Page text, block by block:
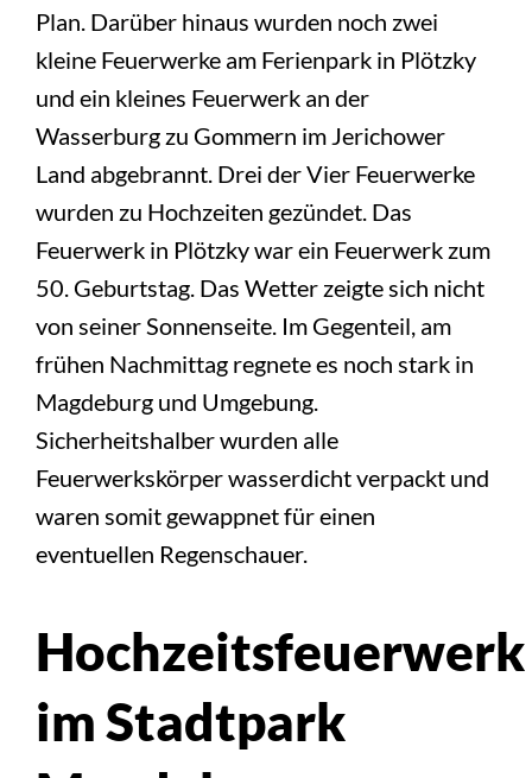
Plan. Darüber hinaus wurden noch zwei
kleine Feuerwerke am Ferienpark in Plötzky
und ein kleines Feuerwerk an der
Wasserburg zu Gommern im Jerichower
Land abgebrannt. Drei der Vier Feuerwerke
wurden zu Hochzeiten gezündet. Das
Feuerwerk in Plötzky war ein Feuerwerk zum
50. Geburtstag. Das Wetter zeigte sich nicht
von seiner Sonnenseite. Im Gegenteil, am
frühen Nachmittag regnete es noch stark in
Magdeburg und Umgebung.
Sicherheitshalber wurden alle
Feuerwerkskörper wasserdicht verpackt und
waren somit gewappnet für einen
eventuellen Regenschauer.
Hochzeitsfeuerwerk
im Stadtpark